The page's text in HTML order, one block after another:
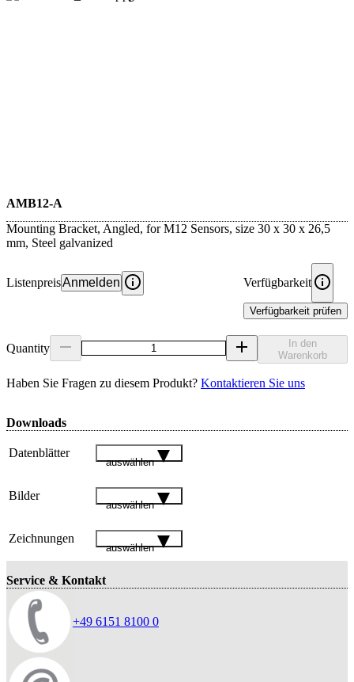
AMB12-A
Mounting Bracket, Angled, for M12 Sensors, size 30 x 30 x 26,5
mm, Steel galvanized
ListenpreisAnmelden Verfügbarkeit
Verfügbarkeit prüfen
Quantity
In den
Warenkorb
Haben Sie Fragen zu diesem Produkt? Kontaktieren Sie uns
Downloads
Datenblätter
auswählen
Bilder
auswählen
Zeichnungen
auswählen
Service & Kontakt
+49 6151 8100 0